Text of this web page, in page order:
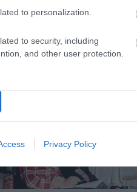
to personalization.
to security, including
and other user protection.
Privacy Policy